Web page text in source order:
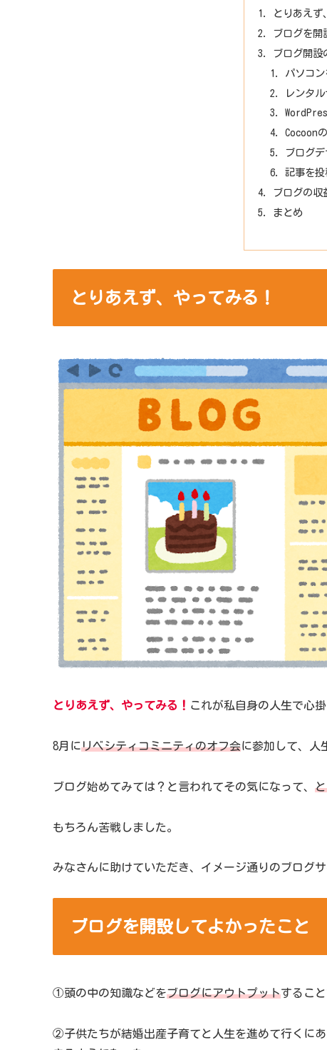
とりあえず
ブログを開
ブログ開設
パソコ
レンタ
Cocoon
ブログ
記事を投
ブログの収
まとめ
とりあえず、やってみる！
とりあえず、やってみる！ これが私自身の人生で心
8月にリベシティコミニティのオフ会に参加して、人
ブログ始めてみては？と言われてその気になって、
もちろん苦戦しました。
みなさんに助けていただき、イメージ通りのブログ
ブログを開設してよかったこと
①頭の中の知識などをブログにアウトプットするこ
②子供たちが結婚出産子育てと人生を進めて行くにあ